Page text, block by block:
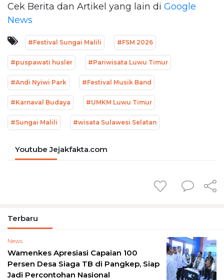
Cek Berita dan Artikel yang lain di Google
News
#Festival Sungai Malili #FSM 2026
#puspawati husler #Pariwisata Luwu Timur
#Andi Nyiwi Park #Festival Musik Band
#Karnaval Budaya #UMKM Luwu Timur
#Sungai Malili #wisata Sulawesi Selatan
Youtube Jejakfakta.com
Terbaru
News
Wamenkes Apresiasi Capaian 100
Persen Desa Siaga TB di Pangkep, Siap
Jadi Percontohan Nasional